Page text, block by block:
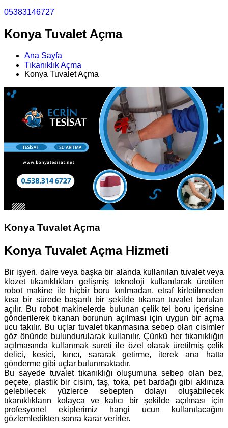
05383146727
Konya Tuvalet Açma
Ana Sayfa
Tıkanıklık Açma
Konya Tuvalet Açma
Konya Tuvalet Açma
Konya Tuvalet Açma Hizmeti
Bir işyeri, daire veya başka bir alanda kullanılan tuvalet veya
klozet tıkanıklıkları gelişmiş teknoloji kullanılarak üretilen
robot makine ile hiçbir boru kırılmadan, etraf kirletilmeden
kısa bir sürede başarılı bir şekilde tıkanan tuvalet boruları
açılır. Bu robot makinelerde bulunan çelik tel boru içerisine
gönderilerek tıkanan borunun açılması için uygun bir açma
ucu takılır. Bu uçlar tuvalet tıkanmasına sebep olan cisimler
göz önünde bulundurularak kullanılır. Çünkü her tıkanıklığın
açılmasında kullanmak sureti ile özel olarak üretilmiş çelik
delici, kesici, kırıcı, sararak getirme, iterek ana hatta
gönderme gibi uçlar bulunmaktadır.
Bu sayede tuvalet tıkanıklığı oluşumuna sebep olan bez,
peçete, plastik bir cisim, taş, toka, pet bardağı gibi aklınıza
gelebilecek yüzlerce sebepten dolayı oluşabilecek
tıkanıklıkların kolayca ve kalıcı bir şekilde açılması için
profesyonel ekiplerimiz hangi ucun kullanılacağını
gözlemledikten sonra karar verirler.